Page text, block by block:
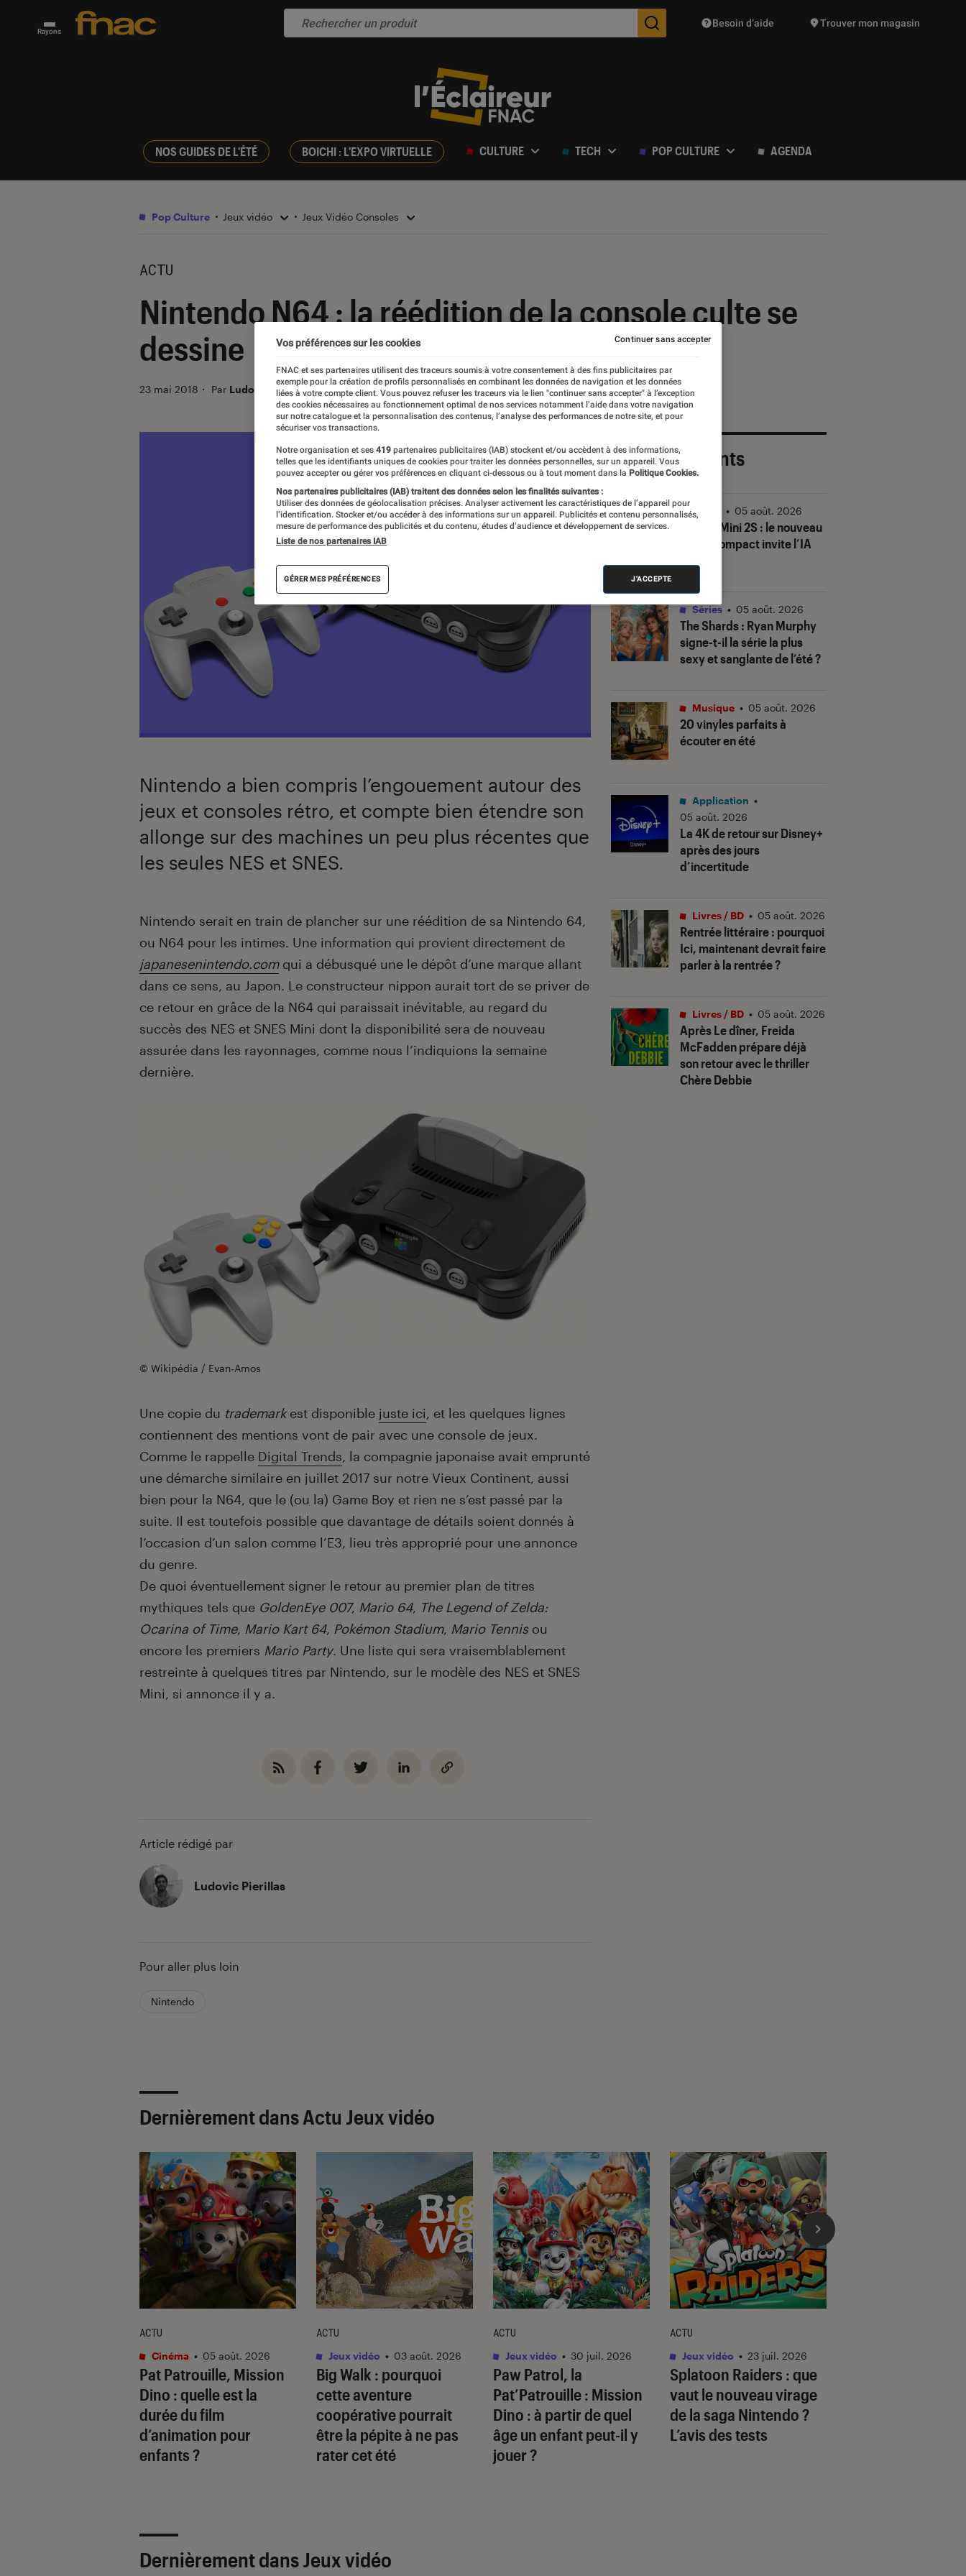
Rayons Des suggestions de produits vont vous être proposées
Besoin d’aide Trouver mon magasin
NOS GUIDES DE L'ÉTÉ BOICHI : L'EXPO VIRTUELLE CULTURE TECH POP CULTURE AGENDA
Pop Culture Jeux vidéo Jeux Vidéo Consoles
ACTU
Nintendo N64 : la réédition de la console culte se
dessine
23 mai 2018 ・ Par Ludovic Pierillas
Nintendo a bien compris l’engouement autour des
jeux et consoles rétro, et compte bien étendre son
allonge sur des machines un peu plus récentes que
les seules NES et SNES.
Introduction
Nintendo serait en train de plancher sur une réédition de sa Nintendo 64,
ou N64 pour les intimes. Une information qui provient directement de
japanesenintendo.comqui a débusqué une le dépôt d’une marque allant
dans ce sens, au Japon. Le constructeur nippon aurait tort de se priver de
ce retour en grâce de la N64 qui paraissait inévitable, au regard du
succès des NES et SNES Mini dont la disponibilité sera de nouveau
assurée dans les rayonnages, comme nous l’indiquions la semaine
dernière.
© Wikipédia / Evan-Amos
Une copie du trademarkest disponible juste ici, et les quelques lignes
contiennent des mentions vont de pair avec une console de jeux.
Comme le rappelle Digital Trends, la compagnie japonaise avait emprunté
une démarche similaire en juillet 2017 sur notre Vieux Continent, aussi
bien pour la N64, que le (ou la) Game Boy et rien ne s’est passé par la
suite. Il est toutefois possible que davantage de détails soient donnés à
l’occasion d’un salon comme l’E3, lieu très approprié pour une annonce
du genre.
De quoi éventuellement signer le retour au premier plan de titres
mythiques tels que GoldenEye 007, Mario 64, The Legend of Zelda:
Ocarina of Time, Mario Kart 64, Pokémon Stadium, Mario Tennisou
encore les premiers Mario Party. Une liste qui sera vraisemblablement
restreinte à quelques titres par Nintendo, sur le modèle des NES et SNES
Mini, si annonce il y a.
Article rédigé par
Ludovic Pierillas
Pour aller plus loin
Nintendo
Les plus récents
DJI Mic Mini 2S : le nouveau
micro compact invite l’IA
Vidéo • 05 août. 2026
The Shards: Ryan Murphy
signe-t-il la série la plus
sexy et sanglante de l’été ?
Séries • 05 août. 2026
20 vinyles parfaits à
écouter en été
Musique • 05 août. 2026
La 4K de retour sur Disney+
après des jours
d’incertitude
Application •
05 août. 2026
Rentrée littéraire : pourquoi
Ici, maintenant devrait faire
parler à la rentrée ?
Livres / BD • 05 août. 2026
AprèsLe dîner, Freida
McFadden prépare déjà
son retour avec le thriller
Chère Debbie
Livres / BD • 05 août. 2026
Dernièrement dans Actu Jeux vidéo
Pat Patrouille, Mission
Dino : quelle est la
durée du film
d’animation pour
enfants ?
ACTU
Cinéma • 05 août. 2026
Big Walk : pourquoi
cette aventure
coopérative pourrait
être la pépite à ne pas
rater cet été
ACTU
Jeux vidéo • 03 août. 2026
Paw Patrol, la
Pat’Patrouille : Mission
Dino : à partir de quel
âge un enfant peut-il y
jouer ?
ACTU
Jeux vidéo • 30 juil. 2026
Splatoon Raiders : que
vaut le nouveau virage
de la saga Nintendo ?
L’avis des tests
ACTU
Jeux vidéo • 23 juil. 2026
Dernièrement dans Jeux vidéo
Vos préférences sur les cookies
FNAC et ses partenaires utilisent des traceurs soumis à votre consentement à des fins publicitaires par
exemple pour la création de profils personnalisés en combinant les données de navigation et les données
liées à votre compte client. Vous pouvez refuser les traceurs via le lien "continuer sans accepter" à l’exception
des cookies nécessaires au fonctionnement optimal de nos services notamment l’aide dans votre navigation
sur notre catalogue et la personnalisation des contenus, l’analyse des performances de notre site, et pour
sécuriser vos transactions.
Notre organisation et ses 419 partenaires publicitaires (IAB) stockent et/ou accèdent à des informations,
telles que les identifiants uniques de cookies pour traiter les données personnelles, sur un appareil. Vous
pouvez accepter ou gérer vos préférences en cliquant ci-dessous ou à tout moment dans la Politique Cookies.
Nos partenaires publicitaires (IAB) traitent des données selon les finalités suivantes :
Utiliser des données de géolocalisation précises. Analyser activement les caractéristiques de l’appareil pour
l’identification. Stocker et/ou accéder à des informations sur un appareil. Publicités et contenu personnalisés,
mesure de performance des publicités et du contenu, études d’audience et développement de services.
Liste de nos partenaires IAB
GÉRER MES PRÉFÉRENCES J'ACCEPTE
Continuer sans accepter